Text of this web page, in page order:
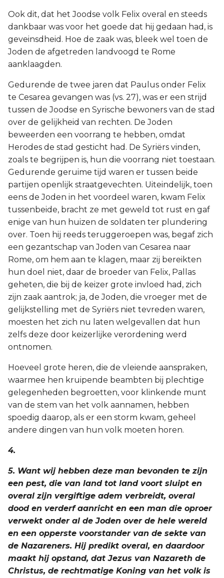
Ook dit, dat het Joodse volk Felix overal en steeds
dankbaar was voor het goede dat hij gedaan had, is
geveinsdheid. Hoe de zaak was, bleek wel toen de
Joden de afgetreden landvoogd te Rome
aanklaagden.
Gedurende de twee jaren dat Paulus onder Felix
te Cesarea gevangen was (vs. 27), was er een strijd
tussen de Joodse en Syrische bewoners van de stad
over de gelijkheid van rechten. De Joden
beweerden een voorrang te hebben, omdat
Herodes de stad gesticht had. De Syriërs vinden,
zoals te begrijpen is, hun die voorrang niet toestaan.
Gedurende geruime tijd waren er tussen beide
partijen openlijk straatgevechten. Uiteindelijk, toen
eens de Joden in het voordeel waren, kwam Felix
tussenbeide, bracht ze met geweld tot rust en gaf
enige van hun huizen de soldaten ter plundering
over. Toen hij reeds teruggeroepen was, begaf zich
een gezantschap van Joden van Cesarea naar
Rome, om hem aan te klagen, maar zij bereikten
hun doel niet, daar de broeder van Felix, Pallas
geheten, die bij de keizer grote invloed had, zich
zijn zaak aantrok; ja, de Joden, die vroeger met de
gelijkstelling met de Syriërs niet tevreden waren,
moesten het zich nu laten welgevallen dat hun
zelfs deze door keizerlijke verordening werd
ontnomen.
Hoeveel grote heren, die de vleiende aanspraken,
waarmee hen kruipende beambten bij plechtige
gelegenheden begroetten, voor klinkende munt
van de stem van het volk aannamen, hebben
spoedig daarop, als er een storm kwam, geheel
andere dingen van hun volk moeten horen.
4.
5. Want wij hebben deze man bevonden te zijn
een pest, die van land tot land voort sluipt en
overal zijn vergiftige adem verbreidt, overal
dood en verderf aanricht en een man die oproer
verwekt onder al de Joden over de hele wereld
en een opperste voorstander van de sekte van
de Nazareners. Hij predikt overal, en daardoor
maakt hij opstand, dat Jezus van Nazareth de
Christus, de rechtmatige Koning van het volk is